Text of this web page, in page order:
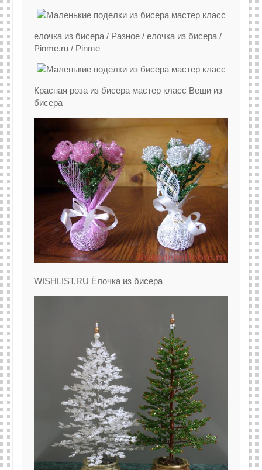
елочка из бисера / Разное / елочка из бисера /
Pinme.ru / Pinme
Красная роза из бисера мастер класс Вещи из
бисера
WISHLIST.RU Ёлочка из бисера